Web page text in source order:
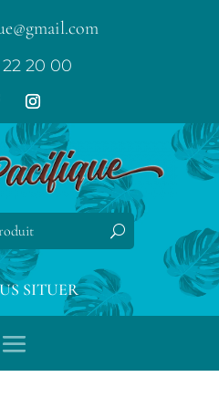
20 00
SITUER